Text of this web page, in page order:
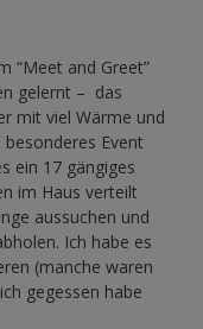
“Meet and Greet”
gelernt – das
mit viel Wärme und
Event
ein 17 gängiges
im Haus verteilt
aussuchen und
Ich habe es
(manche waren
gegessen habe